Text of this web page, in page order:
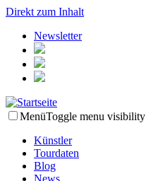
Direkt zum Inhalt
Newsletter
MenüToggle menu visibility
Künstler
Tourdaten
Blog
News